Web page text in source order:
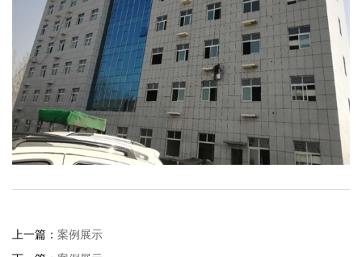
上一篇： 案例展示